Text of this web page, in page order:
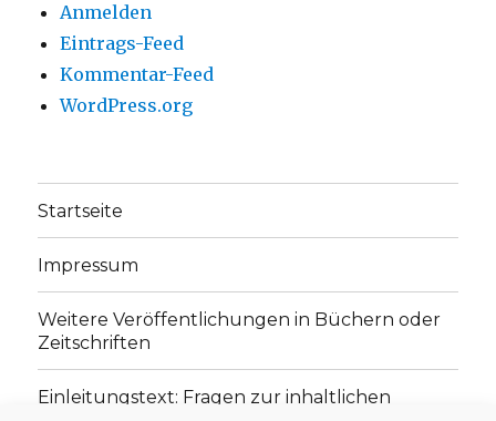
Anmelden
Eintrags-Feed
Kommentar-Feed
WordPress.org
Startseite
Impressum
Weitere Veröffentlichungen in Büchern oder
Zeitschriften
Einleitungstext: Fragen zur inhaltlichen